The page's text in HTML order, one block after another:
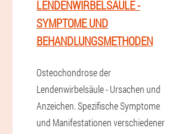
LENDENWIRBELSÄULE -
SYMPTOME UND
BEHANDLUNGSMETHODEN
Osteochondrose der
Lendenwirbelsäule - Ursachen und
Anzeichen. Spezifische Symptome
und Manifestationen verschiedener